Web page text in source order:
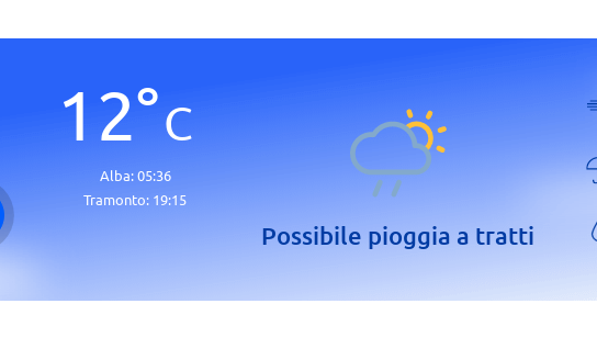
12°C
Alba:05:36
Tramonto: 19:15
Possibile pioggia a tratti